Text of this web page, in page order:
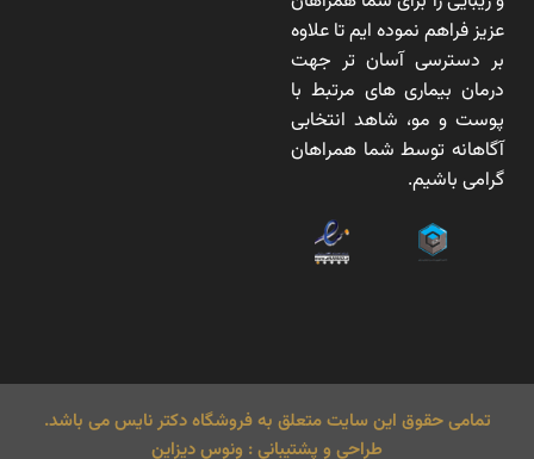
عزیز فراهم نموده ایم تا علاوه
بر دسترسی آسان تر جهت
درمان بیماری های مرتبط با
پوست و مو، شاهد انتخابی
آگاهانه توسط شما همراهان
گرامی باشیم.
تمامی حقوق این سایت متعلق به فروشگاه دکتر نایس می باشد.
طراحی و پشتیبانی : ونوس دیزاین